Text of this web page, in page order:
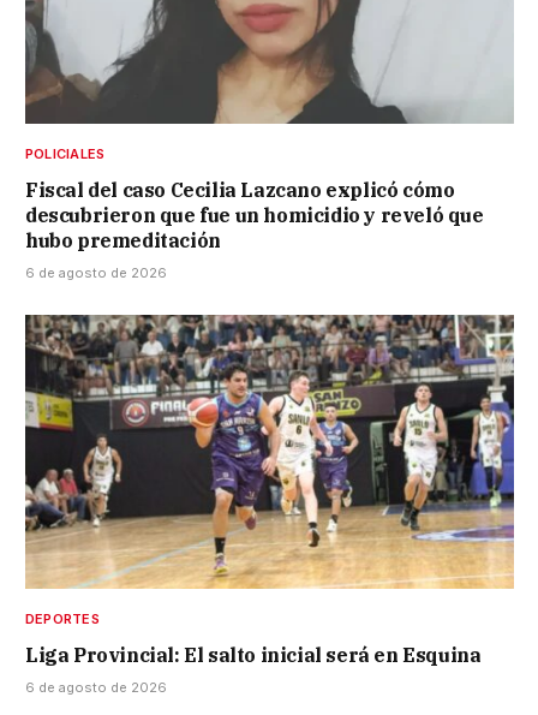
POLICIALES
Fiscal del caso Cecilia Lazcano explicó cómo
descubrieron que fue un homicidio y reveló que
hubo premeditación
6 de agosto de 2026
DEPORTES
Liga Provincial: El salto inicial será en Esquina
6 de agosto de 2026